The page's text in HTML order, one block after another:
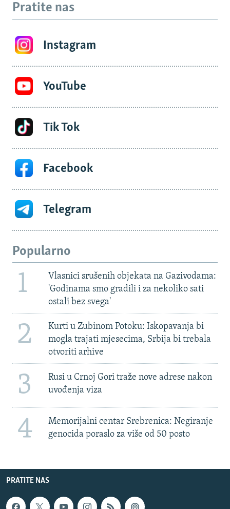
Pratite nas
Instagram
YouTube
Tik Tok
Facebook
Telegram
Popularno
1
Vlasnici srušenih objekata na Gazivodama:
'Godinama smo gradili i za nekoliko sati
ostali bez svega'
2
Kurti u Zubinom Potoku: Iskopavanja bi
mogla trajati mjesecima, Srbija bi trebala
otvoriti arhive
3
Rusi u Crnoj Gori traže nove adrese nakon
uvođenja viza
4
Memorijalni centar Srebrenica: Negiranje
genocida poraslo za više od 50 posto
PRATITE NAS